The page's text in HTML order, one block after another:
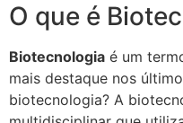
O que é
Biotecnologia é um
mais destaque nos
biotecnologia? A